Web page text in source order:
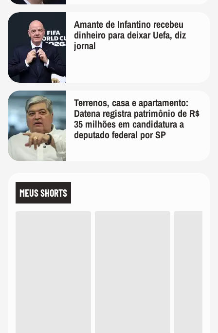
Amante de Infantino recebeu
dinheiro para deixar Uefa, diz
jornal
Terrenos, casa e apartamento:
Datena registra patrimônio de R$
35 milhões em candidatura a
deputado federal por SP
MEUS SHORTS